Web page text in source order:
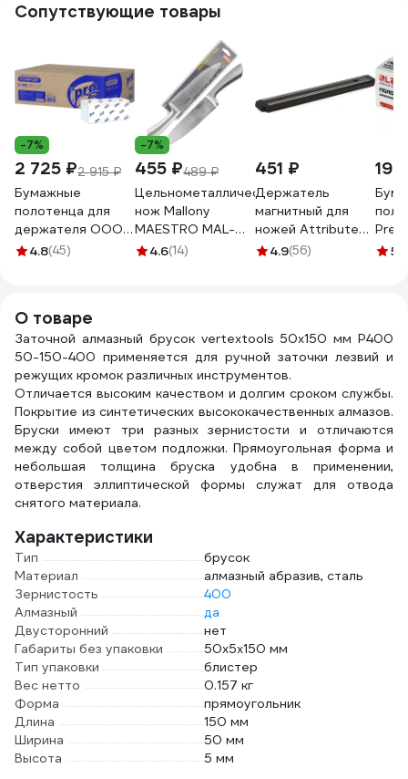
Сопутствующие товары
-7%
2 725 ₽2 915 ₽
Бумажные
полотенца для
держателя ООО
Комус PRO 1 слой,
сложение C193
1038825
4.8(45)
-7%
455 ₽489 ₽
Цельнометаллический
нож Mallony
MAESTRO MAL-
02M поварской,
4.6(14)
451 ₽
Держатель
магнитный для
ножей Attribute
33 см AKH033
4.9(56)
1 5
О товаре
Заточной алмазный брусок vertextools 50х150 мм Р400
50-150-400 применяется для ручной заточки лезвий и
режущих кромок различных инструментов.
Отличается высоким качеством и долгим сроком службы.
Покрытие из синтетических высококачественных алмазов.
Бруски имеют три разных зернистости и отличаются
между собой цветом подложки. Прямоугольная форма и
небольшая толщина бруска удобна в применении,
отверстия эллиптической формы служат для отвода
снятого материала.
Характеристики
Тип
брусок
Материал
алмазный абразив, сталь
Зернистость
400
Алмазный
да
Двусторонний
нет
Габариты без упаковки
50x5x150 мм
Тип упаковки
блистер
Вес нетто
0.157 кг
Форма
прямоугольник
Длина
150 мм
Ширина
50 мм
Высота
5 мм